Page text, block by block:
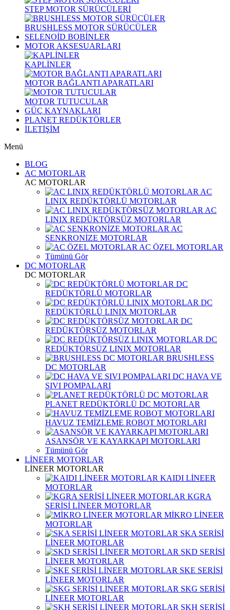
STEP MOTOR SÜRÜCÜLERİ
BRUSHLESS MOTOR SÜRÜCÜLER
SELENOİD BOBİNLER
MOTOR AKSESUARLARI
KAPLİNLER
MOTOR BAĞLANTI APARATLARI
MOTOR TUTUCULAR
GÜÇ KAYNAKLARI
PLANET REDÜKTÖRLER
İLETİŞİM
Menü
BLOG
AC MOTORLAR
AC MOTORLAR
AC
LINIX REDÜKTÖRLÜ MOTORLAR
AC
LINIX REDÜKTÖRSÜZ MOTORLAR
AC
SENKRONİZE MOTORLAR
AC ÖZEL MOTORLAR
Tümünü Gör
DC MOTORLAR
DC MOTORLAR
DC
REDÜKTÖRLÜ MOTORLAR
DC
REDÜKTÖRLÜ LINIX MOTORLAR
DC
REDÜKTÖRSÜZ MOTORLAR
DC
REDÜKTÖRSÜZ LINIX MOTORLAR
BRUSHLESS
DC MOTORLAR
DC HAVA VE
SIVI POMPALARI
PLANET REDÜKTÖRLÜ DC MOTORLAR
HAVUZ TEMİZLEME ROBOT MOTORLARI
ASANSÖR VE KAYARKAPI MOTORLARI
Tümünü Gör
LİNEER MOTORLAR
LİNEER MOTORLAR
KAIDI LİNEER
MOTORLAR
KGRA
SERİSİ LİNEER MOTORLAR
MİKRO LİNEER
MOTORLAR
SKA SERİSİ
LİNEER MOTORLAR
SKD SERİSİ
LİNEER MOTORLAR
SKE SERİSİ
LİNEER MOTORLAR
SKG SERİSİ
LİNEER MOTORLAR
SKH SERİSİ